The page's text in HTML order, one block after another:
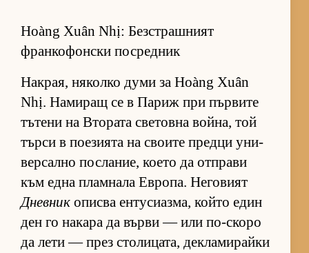
Hoàng Xuân Nhị: Безстрашният
франкофонски посредник
Нак­рая, ня­колко думи за Hoàng Xuân
Nhị. На­ми­ращ се в Па­риж при пър­вите
тъ­тени на Вто­рата све­товна вой­на, той
търси в по­е­зи­ята на сво­ите предци уни­
вер­сално пос­ла­ние, ко­ето да от­п­рави
към една плам­нала Ев­ро­па. Не­го­вият
Дневник описва ен­ту­си­аз­ма, който един
ден го на­кара да върви — или по-скоро
да лети — през сто­ли­ца­та, дек­ла­ми­райки